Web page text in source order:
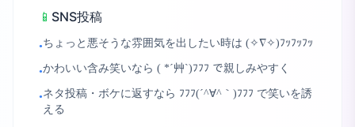
📱 SNS投稿
•ちょっと悪そうな雰囲気を出したい時は (✧∇✧)ﾌｯﾌｯﾌｯ
•かわいい含み笑いなら ( *´艸`)ﾌﾌﾌ で親しみやすく
•ネタ投稿・ボケに返すなら ﾌﾌﾌ(´^∀^｀)ﾌﾌﾌ で笑いを誘
える